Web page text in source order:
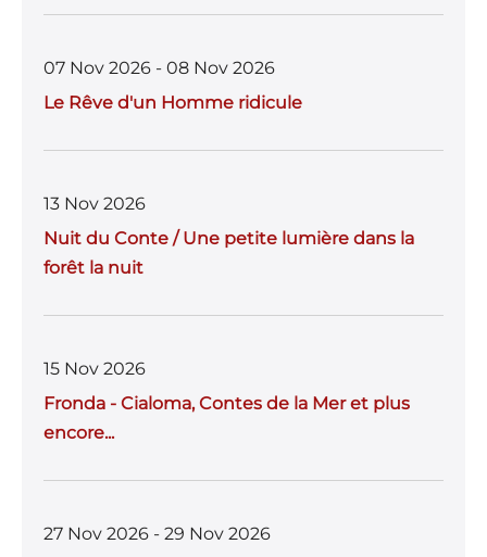
07 Nov 2026 - 08 Nov 2026
Le Rêve d'un Homme ridicule
13 Nov 2026
Nuit du Conte / Une petite lumière dans la
forêt la nuit
15 Nov 2026
Fronda - Cialoma, Contes de la Mer et plus
encore...
27 Nov 2026 - 29 Nov 2026